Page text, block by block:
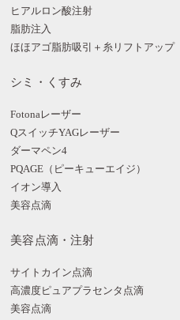
ヒアルロン酸注射
脂肪注入
ほほアゴ脂肪吸引＋糸リフトアップ
シミ・くすみ
Fotonaレーザー
QスイッチYAGレーザー
ダーマペン4
PQAGE（ピーキューエイジ）
イオン導入
美容点滴
美容点滴・注射
サイトカイン点滴
高濃度ピュアプラセンタ点滴
美容点滴